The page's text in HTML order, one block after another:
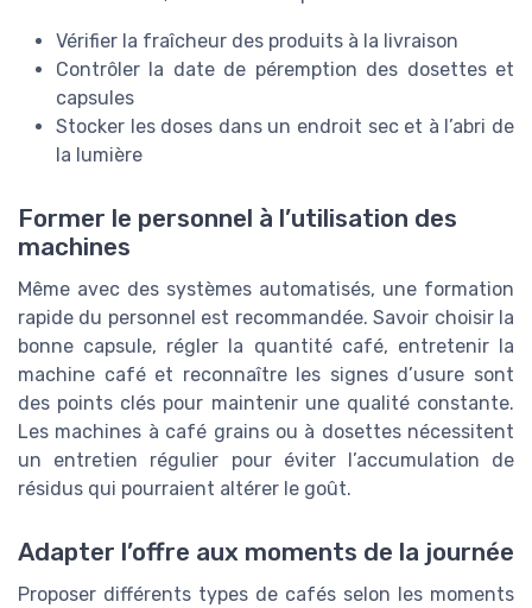
Vérifier la fraîcheur des produits à la livraison
Contrôler la date de péremption des dosettes et
capsules
Stocker les doses dans un endroit sec et à l’abri de
la lumière
Former le personnel à l’utilisation des
machines
Même avec des systèmes automatisés, une formation
rapide du personnel est recommandée. Savoir choisir la
bonne capsule, régler la quantité café, entretenir la
machine café et reconnaître les signes d’usure sont
des points clés pour maintenir une qualité constante.
Les machines à café grains ou à dosettes nécessitent
un entretien régulier pour éviter l’accumulation de
résidus qui pourraient altérer le goût.
Adapter l’offre aux moments de la journée
Proposer différents types de cafés selon les moments